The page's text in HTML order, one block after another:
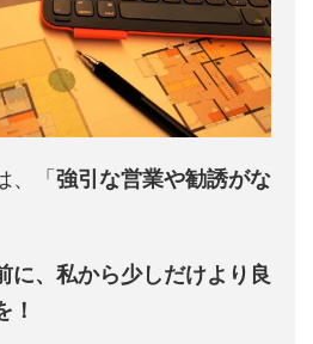
、「 強引な営業や勧誘がな
に、私から少しだけより良
！